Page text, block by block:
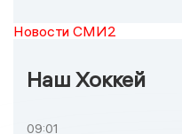
Новости СМИ2
Наш Хоккей
09:01